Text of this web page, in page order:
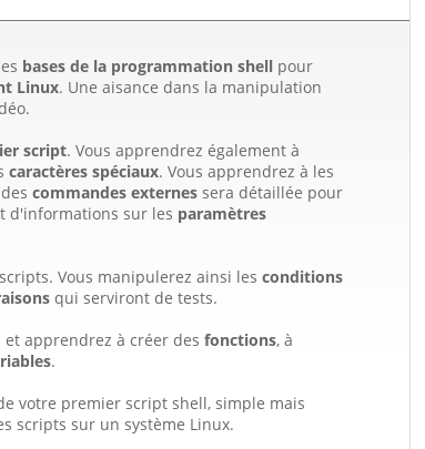
bases de la programmation shell pour
Linux. Une aisance dans la manipulation
script. Vous apprendrez également à
caractères spéciaux. Vous apprendrez à les
commandes externes sera détaillée pour
d'informations sur les paramètres
Vous manipulerez ainsi les conditions
qui serviront de tests.
apprendrez à créer des fonctions, à
.
votre premier script shell, simple mais
scripts sur un système Linux.